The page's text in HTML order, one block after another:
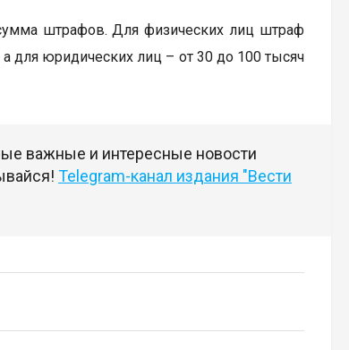
штрафов. Для физических лиц штраф
для юридических лиц – от 30 до 100 тысяч
важные и интересные новости
Telegram-канал издания "Вести